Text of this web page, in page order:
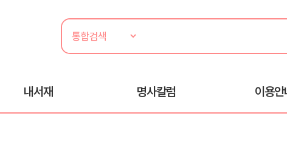
내서재 명사칼럼 이용안